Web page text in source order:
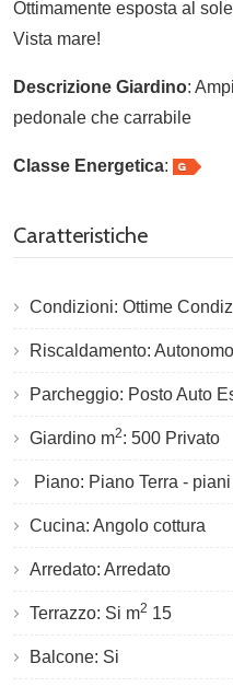
Ottimamente esposta al sole
Vista mare!
Descrizione Giardino:
pedonale che carrabile
Classe Energetica:
Caratteristiche
Condizioni: Ottime
Riscaldamento: Autonomo
Parcheggio: Posto Auto
Giardino m2: 500 Privato
Piano: Piano Terra -
Cucina: Angolo cottura
Arredato: Arredato
Terrazzo: Si m2 15
Balcone: Si